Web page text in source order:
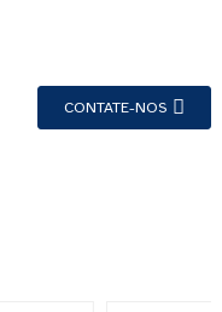
CONTATE-NOS